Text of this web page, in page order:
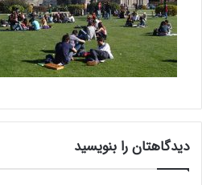
دیدگاهتان را بنویسید